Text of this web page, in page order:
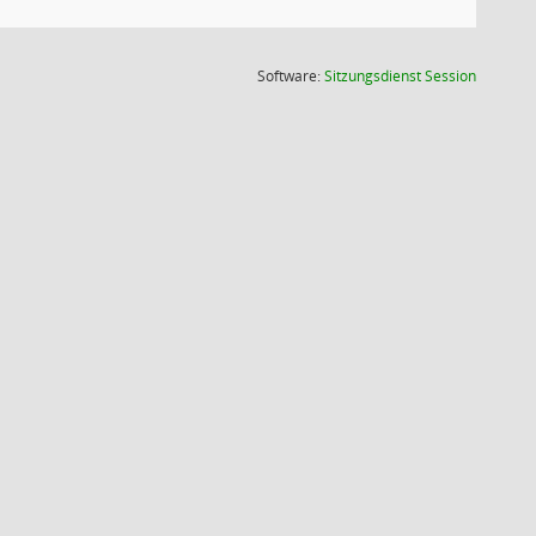
Software:SitzungsdienstSession(Wird in